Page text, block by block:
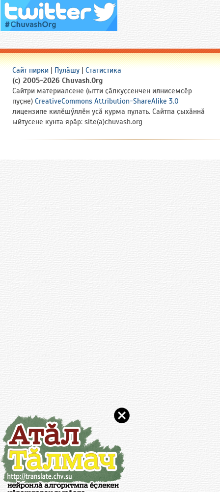
Сайт пирки | Пулӑшу | Статистика
(c) 2005-2026 Chuvash.Org
Сайтри материалсене (ытти ҫӑлкуҫсенчен илнисемсӗр
пуҫне) CreativeCommons Attribution-ShareAlike 3.0
лицензипе килӗшӳллӗн усӑ курма пулать. Сайтпа ҫыхӑннӑ
ыйтусене кунта ярӑр: site(a)chuvash.org